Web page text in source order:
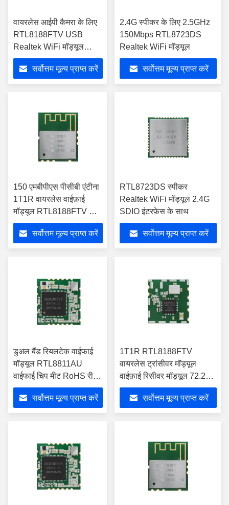
वायरलेस आईपी कैमरा के लिए
RTL8188FTV USB
Realtek WiFi मॉड्यूल
2.4G 802.11 N मॉड्यूल
सर्वोत्तम मूल्य प्राप्त करें
2.4G स्पीकर के लिए 2.5GHz
150Mbps RTL8723DS
Realtek WiFi मॉड्यूल
सर्वोत्तम मूल्य प्राप्त करें
150 एमबीपीएस पीसीबी एंटीना
1T1R वायरलेस वाईफ़ाई
मॉड्यूल RTL8188FTV के
साथ
सर्वोत्तम मूल्य प्राप्त करें
RTL8723DS स्पीकर
Realtek WiFi मॉड्यूल 2.4G
SDIO इंटरफ़ेस के साथ
सर्वोत्तम मूल्य प्राप्त करें
डुअल बैंड रियलटेक वाईफाई
मॉड्यूल RTL8811AU
वाईफाई चिप मीट RoHS रीच
अप्रूवल
सर्वोत्तम मूल्य प्राप्त करें
1T1R RTL8188FTV
वायरलेस ट्रांसीवर मॉड्यूल
वाईफ़ाई रिसीवर मॉड्यूल 72.2
एमबीपीएस
सर्वोत्तम मूल्य प्राप्त करें